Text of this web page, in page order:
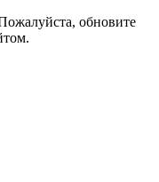
обновите